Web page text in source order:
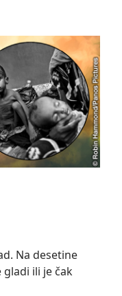
Na desetine
ili je čak